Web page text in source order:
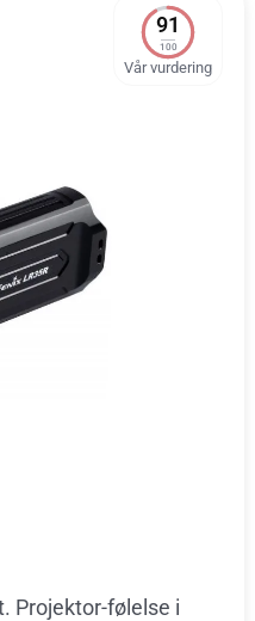
91
100
Vår vurdering
Projektor-følelse i